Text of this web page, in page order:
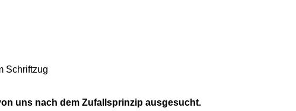
Schriftzug
uns nach dem Zufallsprinzip ausgesucht.